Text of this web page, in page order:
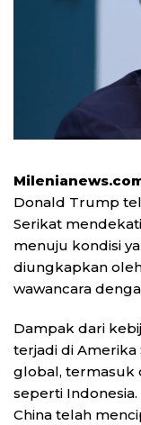
Donald Trump
Serikat
menuju kondisi
diungkapkan
wawancara
Dampak dari
terjadi di Amerika
global, termasuk
seperti
China telah